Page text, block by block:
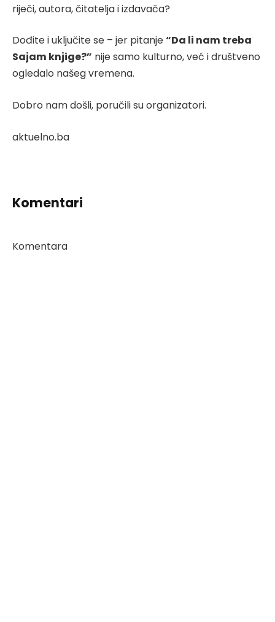
riječi, autora, čitatelja i izdavača?
Dođite i uključite se – jer pitanje“Da li nam treba
Sajam knjige?” nije samo kulturno, već i društveno
ogledalo našeg vremena.
Dobro nam došli, poručili su organizatori.
aktuelno.ba
Komentari
Komentara